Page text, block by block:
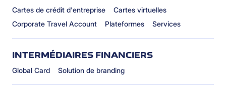
Cartes de crédit d'entreprise
Cartes virtuelles
Corporate Travel Account
Plateformes Services
INTERMÉDIAIRES FINANCIERS
Global Card Solution de branding